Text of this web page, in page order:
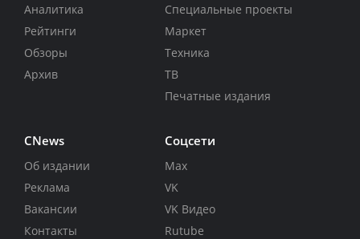
Аналитика
Рейтинги
Обзоры
Архив
Специальные проекты
Маркет
Техника
ТВ
Печатные издания
CNews
Об издании
Реклама
Вакансии
Контакты
Соцсети
Max
VK
VK Видео
Rutube